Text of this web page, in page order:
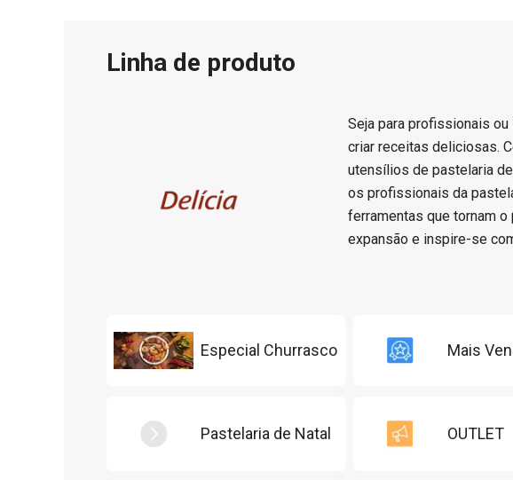
Linha de produto
Seja para profissionais ou
criar receitas deliciosas.
utensílios de pastelaria
os profissionais da
ferramentas que tornam
expansão e inspire-se
Especial Churrasco Mais
Pastelaria de Natal OUTLET